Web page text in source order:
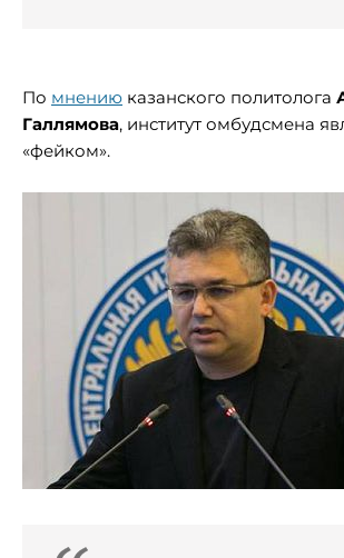
По мнению казанского политолога
Галлямова, институт омбудсмена
«фейком».